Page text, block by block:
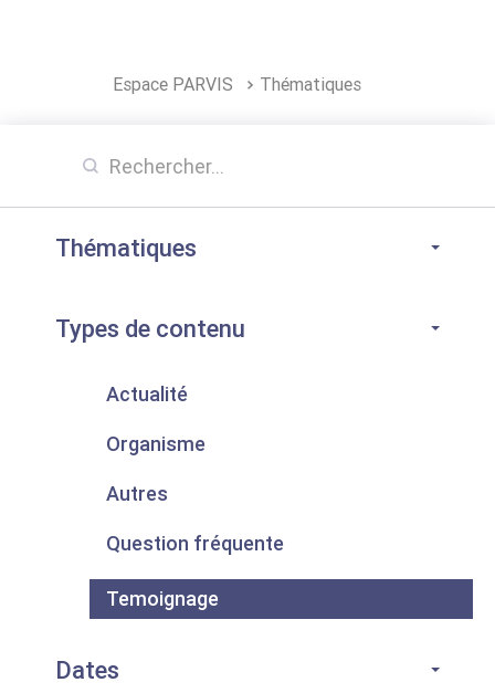
Espace PARVIS Thématiques
Thématiques
Types de contenu
Actualité
Organisme
Autres
Question fréquente
Temoignage
Dates